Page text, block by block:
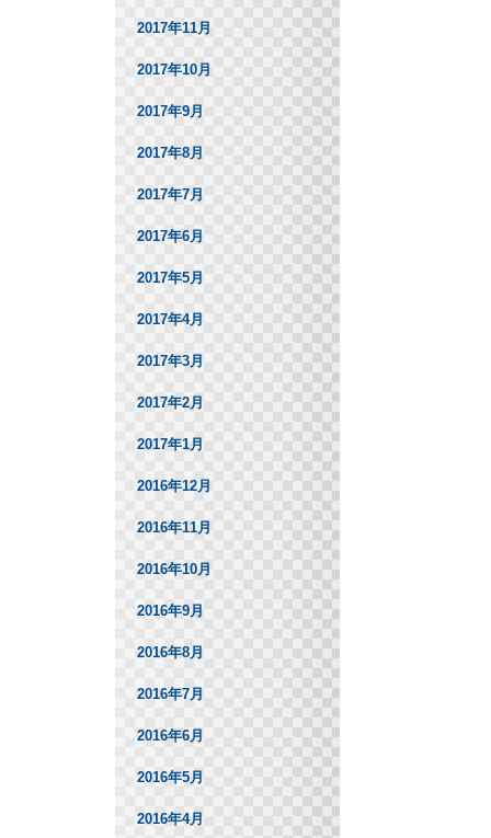
2017年11月
2017年10月
2017年9月
2017年8月
2017年7月
2017年6月
2017年5月
2017年4月
2017年3月
2017年2月
2017年1月
2016年12月
2016年11月
2016年10月
2016年9月
2016年8月
2016年7月
2016年6月
2016年5月
2016年4月